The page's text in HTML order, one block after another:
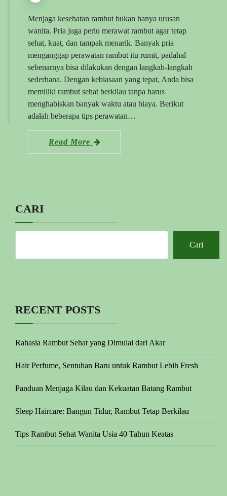
Menjaga kesehatan rambut bukan hanya urusan
wanita. Pria juga perlu merawat rambut agar tetap
sehat, kuat, dan tampak menarik. Banyak pria
menganggap perawatan rambut itu rumit, padahal
sebenarnya bisa dilakukan dengan langkah-langkah
sederhana. Dengan kebiasaan yang tepat, Anda bisa
memiliki rambut sehat berkilau tanpa harus
menghabiskan banyak waktu atau biaya. Berikut
adalah beberapa tips perawatan…
Read More
CARI
Cari
RECENT POSTS
Rahasia Rambut Sehat yang Dimulai dari Akar
Hair Perfume, Sentuhan Baru untuk Rambut Lebih Fresh
Panduan Menjaga Kilau dan Kekuatan Batang Rambut
Sleep Haircare: Bangun Tidur, Rambut Tetap Berkilau
Tips Rambut Sehat Wanita Usia 40 Tahun Keatas